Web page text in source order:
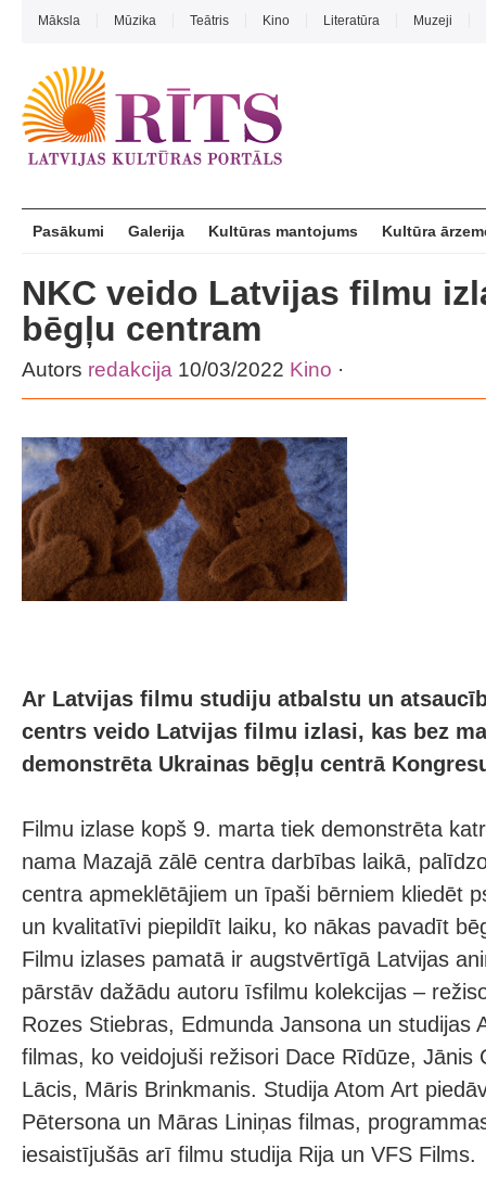
Māksla Mūzika Teātris Kino Literatūra Muzeji
Pasākumi Galerija Kultūras mantojums Kultūra
NKC veido Latvijas filmu
bēgļu centram
Autors redakcija 10/03/2022 Kino ·
Ar Latvijas filmu studiju atbalstu un
centrs veido Latvijas filmu izlasi, kas bez
demonstrēta Ukrainas bēgļu centrā
Filmu izlase kopš 9. marta tiek demonstrēta
nama Mazajā zālē centra darbības laikā,
centra apmeklētājiem un īpaši bērniem kliedēt
un kvalitatīvi piepildīt laiku, ko nākas pavadīt
Filmu izlases pamatā ir augstvērtīgā Latvijas
pārstāv dažādu autoru īsfilmu kolekcijas –
Rozes Stiebras, Edmunda Jansona un studijas
filmas, ko veidojuši režisori Dace Rīdūze, Jānis
Lācis, Māris Brinkmanis. Studija Atom Art
Pētersona un Māras Liniņas filmas,
iesaistījušās arī filmu studija Rija un VFS Films.